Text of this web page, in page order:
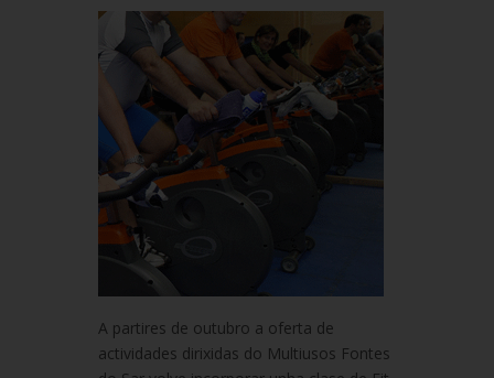
A partires de outubro a oferta de
actividades dirixidas do Multiusos Fontes